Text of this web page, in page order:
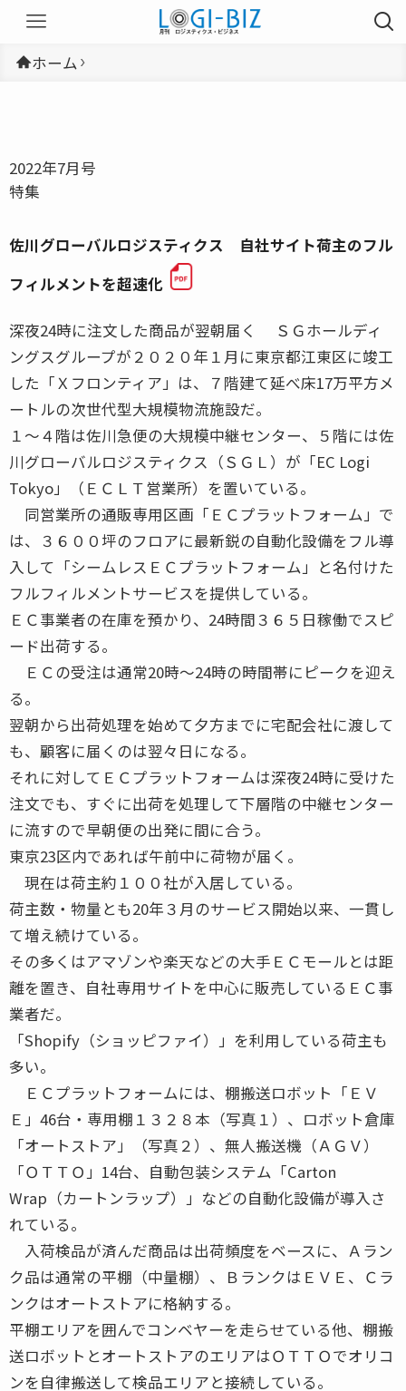
ホーム
2022年7月号
特集
佐川グローバルロジスティクス 自社サイト荷主のフル
フィルメントを超速化
深夜24時に注文した商品が翌朝届く ＳＧホールディ
ングスグループが２０２０年１月に東京都江東区に竣工
した「Ｘフロンティア」は、７階建て延べ床17万平方メ
ートルの次世代型大規模物流施設だ。
１〜４階は佐川急便の大規模中継センター、５階には佐
川グローバルロジスティクス（ＳＧＬ）が「EC Logi
Tokyo」（ＥＣＬＴ営業所）を置いている。
同営業所の通販専用区画「ＥＣプラットフォーム」で
は、３６００坪のフロアに最新鋭の自動化設備をフル導
入して「シームレスＥＣプラットフォーム」と名付けた
フルフィルメントサービスを提供している。
ＥＣ事業者の在庫を預かり、24時間３６５日稼働でスピ
ード出荷する。
ＥＣの受注は通常20時〜24時の時間帯にピークを迎え
る。
翌朝から出荷処理を始めて夕方までに宅配会社に渡して
も、顧客に届くのは翌々日になる。
それに対してＥＣプラットフォームは深夜24時に受けた
注文でも、すぐに出荷を処理して下層階の中継センター
に流すので早朝便の出発に間に合う。
東京23区内であれば午前中に荷物が届く。
現在は荷主約１００社が入居している。
荷主数・物量とも20年３月のサービス開始以来、一貫し
て増え続けている。
その多くはアマゾンや楽天などの大手ＥＣモールとは距
離を置き、自社専用サイトを中心に販売しているＥＣ事
業者だ。
「Shopify（ショッピファイ）」を利用している荷主も
多い。
ＥＣプラットフォームには、棚搬送ロボット「ＥＶ
Ｅ」46台・専用棚１３２８本（写真１）、ロボット倉庫
「オートストア」（写真２）、無人搬送機（ＡＧＶ）
「ＯＴＴＯ」14台、自動包装システム「Carton
Wrap（カートンラップ）」などの自動化設備が導入さ
れている。
入荷検品が済んだ商品は出荷頻度をベースに、Ａラン
ク品は通常の平棚（中量棚）、ＢランクはＥＶＥ、Ｃラ
ンクはオートストアに格納する。
平棚エリアを囲んでコンベヤーを走らせている他、棚搬
送ロボットとオートストアのエリアはＯＴＴＯでオリコ
ンを自律搬送して検品エリアと接続している。